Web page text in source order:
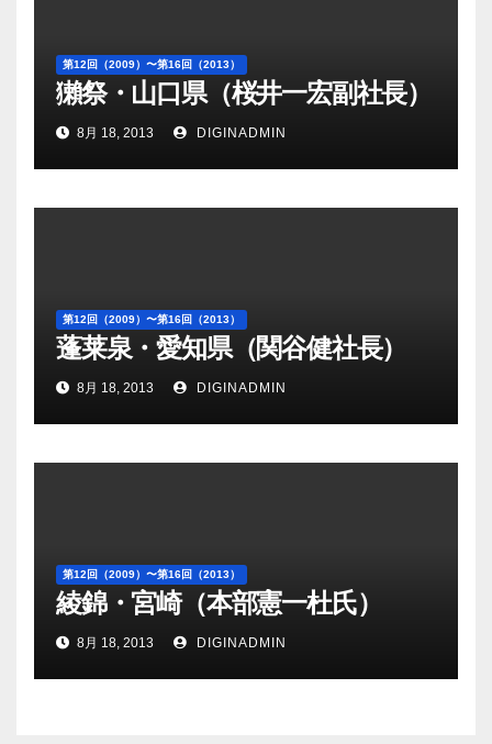
第12回（2009）〜第16回（2013）
獺祭・山口県（桜井一宏副社長）
8月 18, 2013 DIGINADMIN
第12回（2009）〜第16回（2013）
蓬莱泉・愛知県（関谷健社長）
8月 18, 2013 DIGINADMIN
第12回（2009）〜第16回（2013）
綾錦・宮崎（本部憲一杜氏）
8月 18, 2013 DIGINADMIN